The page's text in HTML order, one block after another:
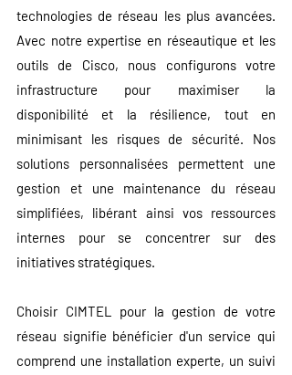
technologies de réseau les plus avancées.
Avec notre expertise en réseautique et les
outils de Cisco, nous configurons votre
infrastructure pour maximiser la
disponibilité et la résilience, tout en
minimisant les risques de sécurité. Nos
solutions personnalisées permettent une
gestion et une maintenance du réseau
simplifiées, libérant ainsi vos ressources
internes pour se concentrer sur des
initiatives stratégiques.
Choisir CIMTEL pour la gestion de votre
réseau signifie bénéficier d'un service qui
comprend une installation experte, un suivi